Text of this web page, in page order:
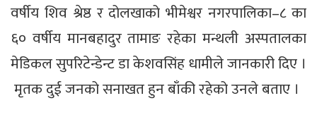
वर्षीय शिव श्रेष्ठ र दोलखाको भीमेश्वर नगरपालिका–८ का
६० वर्षीय मानबहादुर तामाङ रहेका मन्थली अस्पतालका
मेडिकल सुपरिटेन्डेन्ट डा केशवसिंह धामीले जानकारी दिए ।
मृतक दुई जनको सनाखत हुन बाँकी रहेको उनले बताए ।